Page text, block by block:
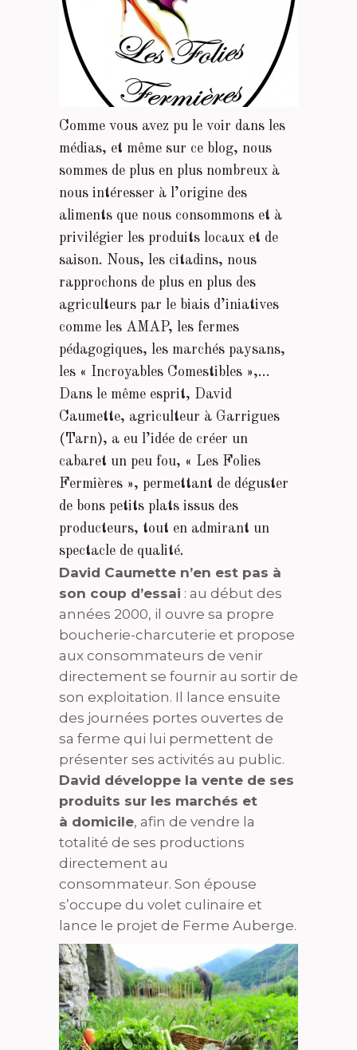
Comme vous avez pu le voir dans les
médias, et même sur ce blog, nous
sommes de plus en plus nombreux à
nous intéresser à l’origine des
aliments que nous consommons et à
privilégier les produits locaux et de
saison. Nous, les citadins, nous
rapprochons de plus en plus des
agriculteurs par le biais d’iniatives
comme les AMAP, les fermes
pédagogiques, les marchés paysans,
les « Incroyables Comestibles »,…
Dans le même esprit, David
Caumette, agriculteur à Garrigues
(Tarn), a eu l’idée de créer un
cabaret un peu fou, « Les Folies
Fermières », permettant de déguster
de bons petits plats issus des
producteurs, tout en admirant un
spectacle de qualité.
David Caumette n’en est pas à
son coup d’essai : au début des
années 2000, il ouvre sa propre
boucherie-charcuterie et propose
aux consommateurs de venir
directement se fournir au sortir de
son exploitation. Il lance ensuite
des journées portes ouvertes de
sa ferme qui lui permettent de
présenter ses activités au public.
David développe la vente de ses
produits sur les marchés et
à domicile, afin de vendre la
totalité de ses productions
directement au
consommateur. Son épouse
s’occupe du volet culinaire et
lance le projet de Ferme Auberge.